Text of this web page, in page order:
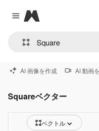
Close menu
Magnific
AI 画像を作成 AI 動画
Squareベクター
ベクトル